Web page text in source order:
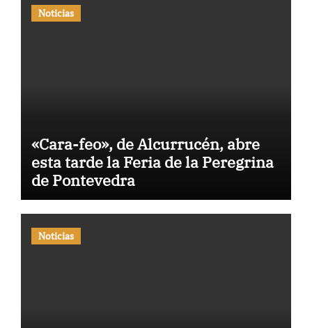
Noticias
«Cara-feo», de Alcurrucén, abre
esta tarde la Feria de la Peregrina
de Pontevedra
Noticias